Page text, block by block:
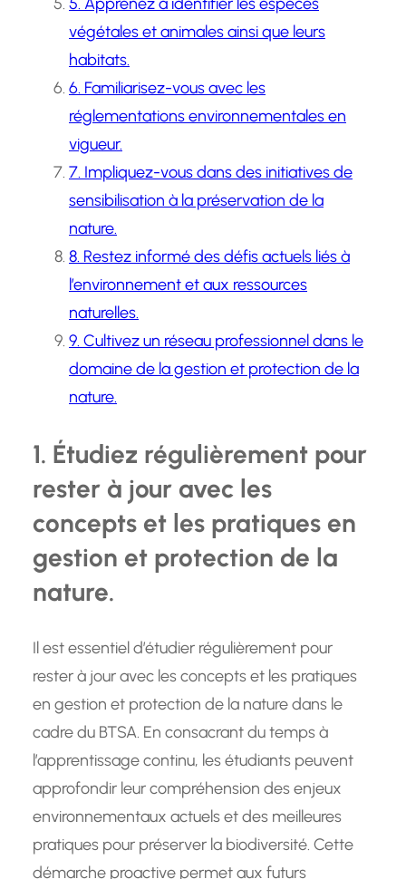
végétales et animales ainsi que leurs
habitats.
6. Familiarisez-vous avec les
réglementations environnementales en
vigueur.
7. Impliquez-vous dans des initiatives de
sensibilisation à la préservation de la
nature.
8. Restez informé des défis actuels liés à
l’environnement et aux ressources
naturelles.
9. Cultivez un réseau professionnel dans le
domaine de la gestion et protection de la
nature.
1. Étudiez régulièrement pour
rester à jour avec les
concepts et les pratiques en
gestion et protection de la
nature.
Il est essentiel d’étudier régulièrement pour
rester à jour avec les concepts et les pratiques
en gestion et protection de la nature dans le
cadre du BTSA. En consacrant du temps à
l’apprentissage continu, les étudiants peuvent
approfondir leur compréhension des enjeux
environnementaux actuels et des meilleures
pratiques pour préserver la biodiversité. Cette
démarche proactive permet aux futurs